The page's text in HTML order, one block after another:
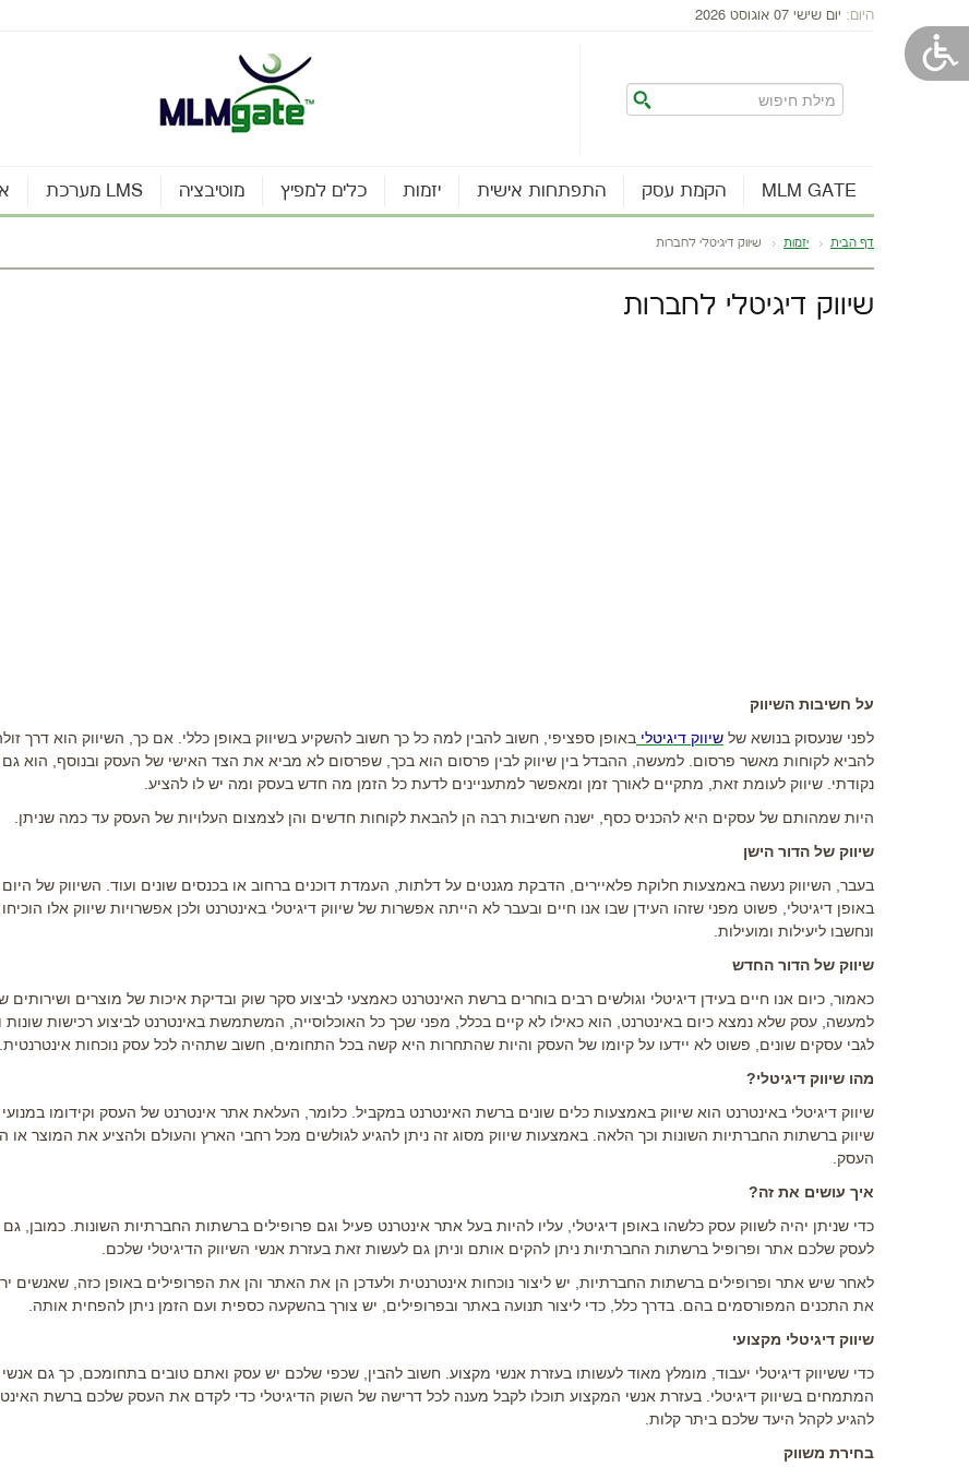
היום: יום שישי 07 אוגוסט 2026
MLM GATE הקמת עסק התפתחות אישית יזמות כלים למפיץ מוטיבציה מערכת LMS
דף הבית יזמות שיווק דיגיטלי לחברות
שיווק דיגיטלי לחברות
על חשיבות השיווק
לפני שנעסוק בנושא של שיווק דיגיטלי באופן ספציפי, חשוב להבין למה כל כך חשוב להשקיע בשיווק באופן כללי. אם כך, השיווק הוא דרך
להביא לקוחות מאשר פרסום. למעשה, ההבדל בין שיווק לבין פרסום הוא בכך, שפרסום לא מביא את הצד האישי של העסק ובנוסף, הוא
נקודתי. שיווק לעומת זאת, מתקיים לאורך זמן ומאפשר למתעניינים לדעת כל הזמן מה חדש בעסק ומה יש לו להציע.
היות שמהותם של עסקים היא להכניס כסף, ישנה חשיבות רבה הן להבאת לקוחות חדשים והן לצמצום העלויות של העסק עד כמה שניתן.
שיווק של הדור הישן
בעבר, השיווק נעשה באמצעות חלוקת פלאיירים, הדבקת מגנטים על דלתות, העמדת דוכנים ברחוב או בכנסים שונים ועוד. השיווק של
באופן דיגיטלי, פשוט מפני שזהו העידן שבו אנו חיים ובעבר לא הייתה אפשרות של שיווק דיגיטלי באינטרנט ולכן אפשרויות שיווק אלו
ונחשבו ליעילות ומועילות.
שיווק של הדור החדש
כאמור, כיום אנו חיים בעידן דיגיטלי וגולשים רבים בוחרים ברשת האינטרנט כאמצעי לביצוע סקר שוק ובדיקת איכות של מוצרים ושירותים
למעשה, עסק שלא נמצא כיום באינטרנט, הוא כאילו לא קיים בכלל, מפני שכך כל האוכלוסייה, המשתמשת באינטרנט לביצוע רכישות שונות
לגבי עסקים שונים, פשוט לא יידעו על קיומו של העסק והיות שהתחרות היא קשה בכל התחומים, חשוב שתהיה לכל עסק נוכחות אינטרנטית.
מהו שיווק דיגיטלי?
שיווק דיגיטלי באינטרנט הוא שיווק באמצעות כלים שונים ברשת האינטרנט במקביל. כלומר, העלאת אתר אינטרנט של העסק וקידומו במנועי
שיווק ברשתות החברתיות השונות וכך הלאה. באמצעות שיווק מסוג זה ניתן להגיע לגולשים מכל רחבי הארץ והעולם ולהציע את המוצר או
העסק.
איך עושים את זה?
כדי שניתן יהיה לשווק עסק כלשהו באופן דיגיטלי, עליו להיות בעל אתר אינטרנט פעיל וגם פרופילים ברשתות החברתיות השונות. כמובן,
לעסק שלכם אתר ופרופיל ברשתות החברתיות ניתן להקים אותם וניתן גם לעשות זאת בעזרת אנשי השיווק הדיגיטלי שלכם.
לאחר שיש אתר ופרופילים ברשתות החברתיות, יש ליצור נוכחות אינטרנטית ולעדכן הן את האתר והן את הפרופילים באופן כזה, שאנשים
את התכנים המפורסמים בהם. בדרך כלל, כדי ליצור תנועה באתר ובפרופילים, יש צורך בהשקעה כספית ועם הזמן ניתן להפחית אותה.
שיווק דיגיטלי מקצועי
כדי ששיווק דיגיטלי יעבוד, מומלץ מאוד לעשותו בעזרת אנשי מקצוע. חשוב להבין, שכפי שלכם יש עסק ואתם טובים בתחומכם, כך גם
המתמחים בשיווק דיגיטלי. בעזרת אנשי המקצוע תוכלו לקבל מענה לכל דרישה של השוק הדיגיטלי כדי לקדם את העסק שלכם ברשת
להגיע לקהל היעד שלכם ביתר קלות.
בחירת משווק